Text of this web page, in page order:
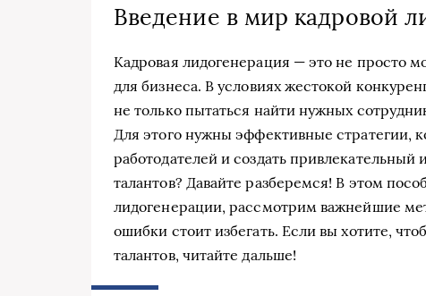
Введение в мир кадровой
Кадровая лидогенерация — это не просто
для бизнеса. В условиях жестокой
не только пытаться найти нужных
Для этого нужны эффективные стратегии,
работодателей и создать
талантов? Давайте разберемся! В этом
лидогенерации, рассмотрим важнейшие
ошибки стоит избегать. Если вы хотите,
талантов, читайте дальше!